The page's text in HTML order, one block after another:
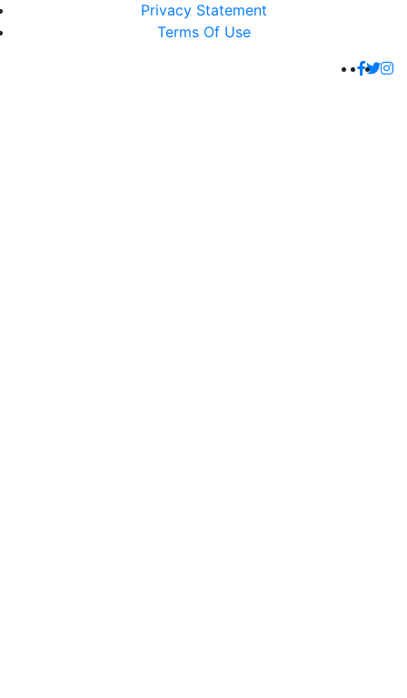
Privacy Statement
Terms Of Use